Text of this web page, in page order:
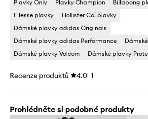
Plavky Only Plavky Champion
Billabong
Ellesse plavky
Hollister Co. plavky
Dámské plavky adidas Originals
Dámské plavky adidas Performance
Dámské plavky Volcom
Dámské plavky
Recenze produktů 4.0 1
Prohlédněte si podobné produkty